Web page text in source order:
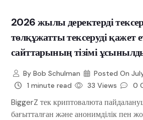
2026 жылы деректерді
төлқұжатты тексеруді қажет
сайттарының тізімі
ByBob Schulman Posted On
1 minute read
33 Views 0
BiggerZ тек криптовалюта
бағытталған және анонимділік пен